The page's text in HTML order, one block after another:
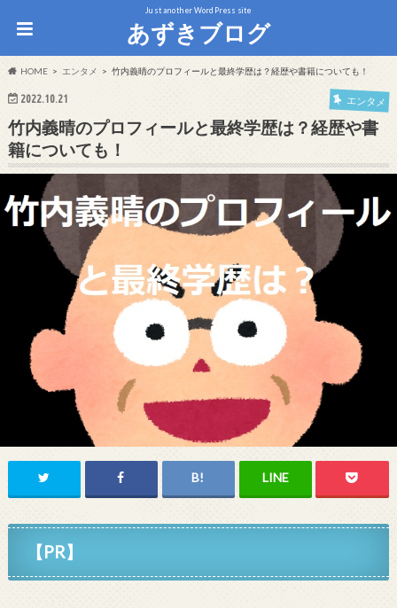
Just another WordPress site
あずきブログ
HOME エンタメ 竹内義晴のプロフィールと最終学歴は？経歴や書籍についても！
2022.10.21 エンタメ
竹内義晴のプロフィールと最終学歴は？経歴や書
籍についても！
【PR】